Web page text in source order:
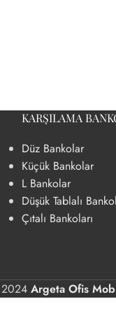
DOLAP ÇÖZÜMLERI
Camlı Dolap
Çekmeceli Dolap
Öğretmen Dolapları
KARŞILAMA
Düz Bankolar
Küçük Bankolar
L Bankolar
Düşük Tablalı
Çıtalı Bankoları
2024 Argeta Ofis